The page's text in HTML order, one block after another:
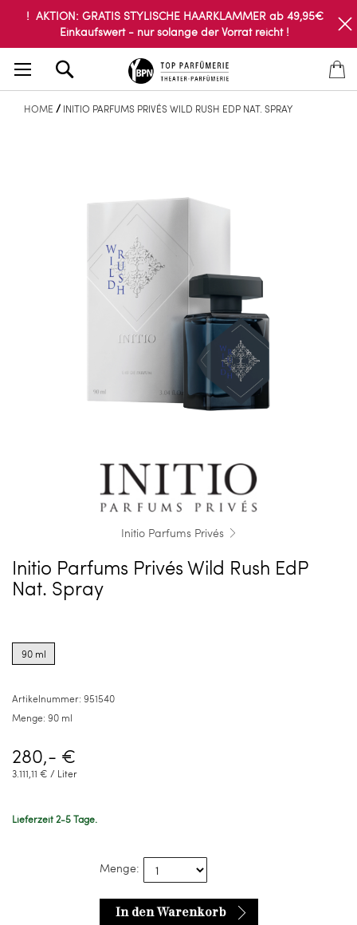
! AKTION: GRATIS STYLISCHE HAARKLAMMER ab 49,95€
Einkaufswert - nur solange der Vorrat reicht !
HOME INITIO PARFUMS PRIVÉS WILD RUSH EDP NAT. SPRAY
Initio Parfums Privés
Initio Parfums Privés Wild Rush EdP
Nat. Spray
options
for90 ml
Artikelnummer: 951540
Menge: 90 ml
280,- €
3.111,11 € / Liter
Lieferzeit 2-5 Tage.
Menge:
In den Warenkorb